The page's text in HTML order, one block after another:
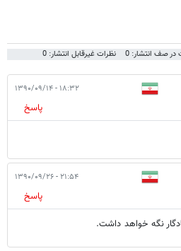
در صف انتشار: 0 نظرات غیرقابل انتشار: 0
۱۸:۳۲ - ۱۳۹۰/۰۹/۱۴
پاسخ
۲۱:۵۴ - ۱۳۹۰/۰۹/۲۶
پاسخ
نگه خواهد داشت.